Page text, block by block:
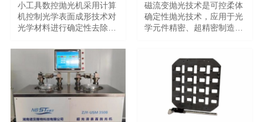
小工具数控抛光机采用计算
机控制光学表面成形技术对
光学材料进行确定性去除抛
高的抛光效率，且可以解决
传统抛光很难去除的局部面
形误差，有效提高元件抛光
面形的精度指标，是一种高
精度且高效的新型加工工
艺。
磁流变抛光技术是可控柔体
确定性抛光技术，应用于光
学元件精密、超精密制造，
度面形、纳米级表面质量且
近无亚表面缺陷，很好地满
足航天、航空和国防等领域
光学元件的超精密加工需